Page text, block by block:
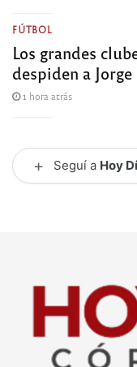
FÚTBOL
Los grandes
despiden a
1 hora atrás
+ Seguí a Hoy